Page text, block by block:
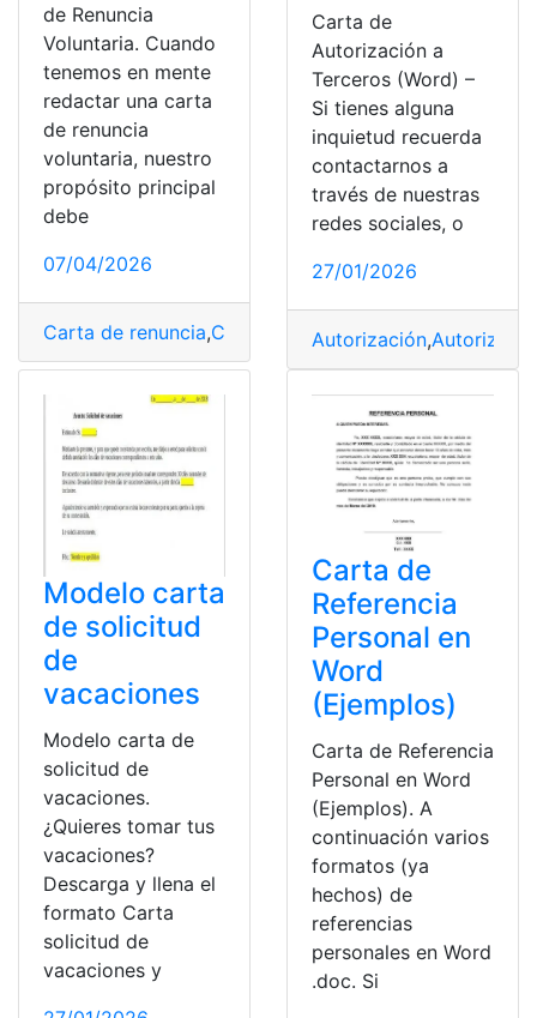
de Renuncia
Voluntaria. Cuando
tenemos en mente
redactar una carta
de renuncia
voluntaria, nuestro
propósito principal
debe
07/04/2026
Carta de renuncia,Cartas Consultas,Ecuador,
Carta de
Autorización a
Terceros (Word) –
Si tienes alguna
inquietud recuerda
contactarnos a
través de nuestras
redes sociales, o
27/01/2026
Autorización,
Modelo carta
de solicitud
de
vacaciones
Modelo carta de
solicitud de
vacaciones.
¿Quieres tomar tus
vacaciones?
Descarga y llena el
formato Carta
solicitud de
vacaciones y
Carta de
Referencia
Personal en
Word
(Ejemplos)
Carta de Referencia
Personal en Word
(Ejemplos). A
continuación varios
formatos (ya
hechos) de
referencias
personales en Word
.doc. Si